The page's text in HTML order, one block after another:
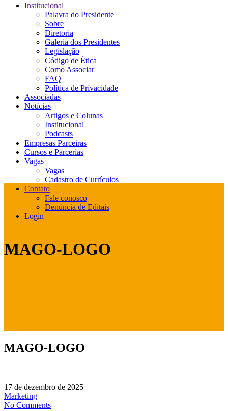
Institucional
Palavra do Presidente
Sobre
Diretoria
Galeria dos Presidentes
Legislação
Código de Ética
Como Associar
FAQ
Política de Privacidade
Associadas
Notícias
Artigos e Colunas
Institucional
Podcasts
Empresas Parceiras
Cursos e Parcerias
Vagas
Vagas
Cadastro de Currículos
Contato
Fale conosco
Denúncia de Editais
Login
MAGO-LOGO
MAGO-LOGO
17 de dezembro de 2025
Marketing
No Comments